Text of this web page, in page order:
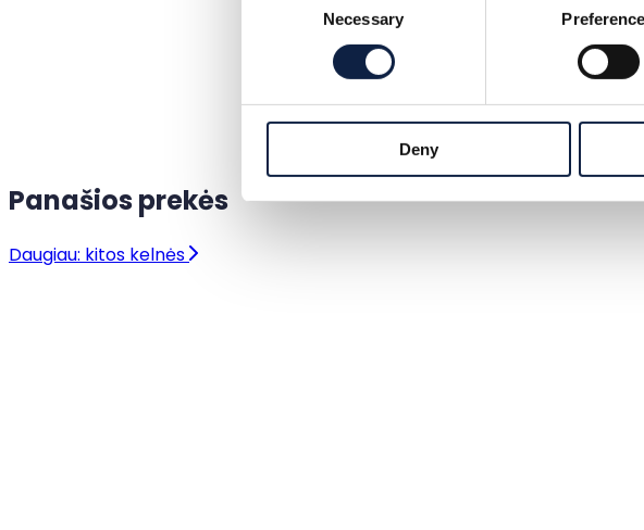
Necessary
Deny
Panašios prekės
Daugiau: kitos kelnės